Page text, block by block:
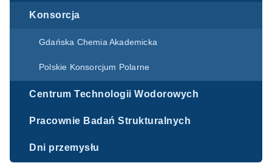
Konsorcja
Gdańska Chemia Akademicka
Polskie Konsorcjum Polarne
Centrum Technologii Wodorowych
Pracownie Badań Strukturalnych
Dni przemysłu